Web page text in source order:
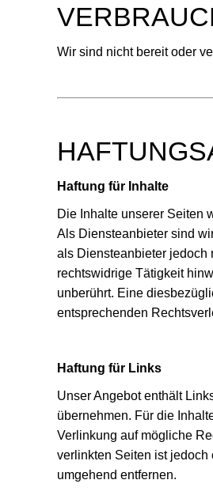
Wir sind nicht bereit oder
Haftung für Inhalte
Die Inhalte unserer Seiten
Als Diensteanbieter sind
als Diensteanbieter jedoch
rechtswidrige Tätigkeit
unberührt. Eine
entsprechenden
Haftung für Links
Unser Angebot enthält
übernehmen. Für die
Verlinkung auf mögliche
verlinkten Seiten ist jedoch
umgehend entfernen.